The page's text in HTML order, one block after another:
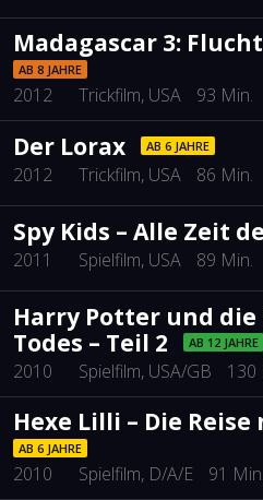
Madagascar 3:
AB 8 JAHRE
2012 Trickfilm, USA 93 Min.
Der Lorax AB 6 JAHRE
2012 Trickfilm, USA 86 Min.
Spy Kids – Alle Zeit
2011 Spielfilm, USA 89 Min.
Harry Potter und
Todes – Teil 2
AB 12 JAHRE
2010 Spielfilm, USA/GB 130
Hexe Lilli – Die
AB 6 JAHRE
2010 Spielfilm, D/A/E 91 Min.